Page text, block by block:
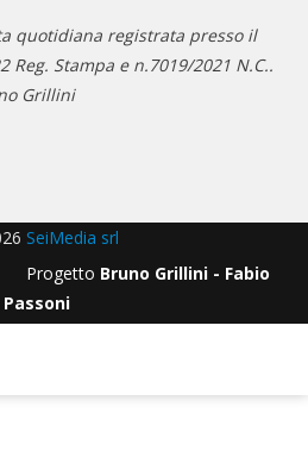
quotidiana registrata presso il
Stampa e n.7019/2021 N.C..
Grillini
SeiMedia srl
Progetto Bruno Grillini - Fabio
Passoni